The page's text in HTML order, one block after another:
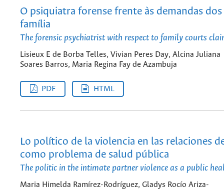
O psiquiatra forense frente às demandas
família
The forensic psychiatrist with respect to family courts
Lisieux E de Borba Telles, Vivian Peres Day, Alcina Juliana
Soares Barros, Maria Regina Fay de Azambuja
PDF HTML
Lo político de la violencia en las relaciones
como problema de salud pública
The politic in the intimate partner violence as a public
Maria Himelda Ramírez-Rodríguez, Gladys Rocío Ariza-